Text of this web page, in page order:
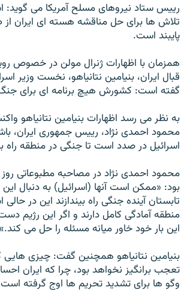
رييس ستاد نيروهای مسلح آمريکا می گويد:
تلاش ها برای حل مناقشه هسته ای ايران از
پايبند است.
همزمان با اظهارات ژنرال مولن در خصوص
قبال ايران، بنيامين نتانياهو، نخست وزير
گفته است: کشورش هيچ برنامه ای برای جنگ
به نظر می رسد اظهارات بنيامين نتانياهو
محمود احمدی نژاد، رييس جمهوری ايران،
اسرائيل در صدد است تا جنگی در منطقه راه
محمود احمدی نژاد در مصاحبه مطبوعاتی
بود: «ممکن است آنها (اسرائیل) به دنبال اين
تابستان آينده جنگی راه بيندازند اين در
منطقه آمادگی کامل دارند و اگر اين رژيم
اين بار خود خاور ميانه مسئله را حل می کند.»
بنيامين نتانياهو همچنين گفت: چيزی
تعجب برانگيز نخواهد بود، چرا که ايران
وگو ها برای تشديد تحريم ها اوج گرفته